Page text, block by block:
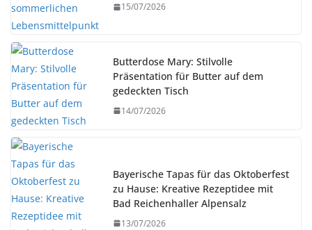
15/07/2026
Butterdose Mary: Stilvolle
Präsentation für Butter auf dem
gedeckten Tisch
14/07/2026
Bayerische Tapas für das Oktoberfest
zu Hause: Kreative Rezeptidee mit
Bad Reichenhaller Alpensalz
13/07/2026